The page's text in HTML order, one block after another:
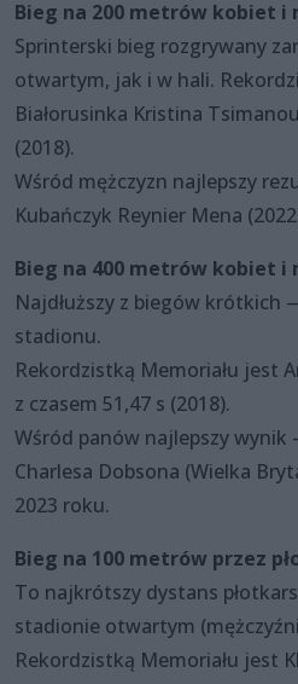
Bieg na 200 metrów kobiet i
Sprinterski bieg rozgrywany
otwartym, jak i w hali.
Białorusinka Kristina
(2018).
Wśród mężczyzn najlepszy
Kubańczyk Reynier Mena
Bieg na 400 metrów kobiet i
Najdłuższy z biegów krótkich
stadionu.
Rekordzistką Memoriału jest
z czasem 51,47 s (2018).
Wśród panów najlepszy
Charlesa Dobsona (Wielka
2023 roku.
Bieg na 100 metrów przez
To najkrótszy dystans
stadionie otwartym
Rekordzistką Memoriału jest